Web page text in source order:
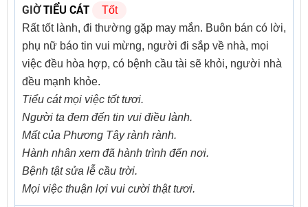
GIỜTIỂU CÁT
Tốt
Rất tốt lành, đi thường gặp may mắn. Buôn bán có lời,
phụ nữ báo tin vui mừng, người đi sắp về nhà, mọi
việc đều hòa hợp, có bệnh cầu tài sẽ khỏi, người nhà
đều mạnh khỏe.
Tiểu cát mọi việc tốt tươi.
Người ta đem đến tin vui điều lành.
Mất của Phương Tây rành rành.
Hành nhân xem đã hành trình đến nơi.
Bệnh tật sửa lễ cầu trời.
Mọi việc thuận lợi vui cười thật tươi.